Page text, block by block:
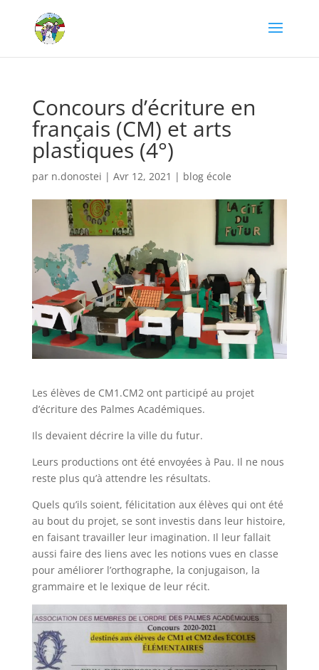
Concours d’écriture en
français (CM) et arts
plastiques (4°)
par n.donostei | Avr 12, 2021 | blog école
Les élèves de CM1.CM2 ont participé au projet
d’écriture des Palmes Académiques.
Ils devaient décrire la ville du futur.
Leurs productions ont été envoyées à Pau. Il ne nous
reste plus qu’à attendre les résultats.
Quels qu’ils soient, félicitation aux élèves qui ont été
au bout du projet, se sont investis dans leur histoire,
en faisant travailler leur imagination. Il leur fallait
aussi faire des liens avec les notions vues en classe
pour améliorer l’orthographe, la conjugaison, la
grammaire et le lexique de leur récit.